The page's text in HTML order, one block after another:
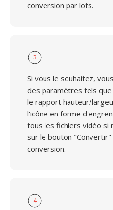
conversion par lots.
3
Si vous le souhaitez,
des paramètres tels que
le rapport hauteur/
l'icône en forme
tous les fichiers vidéo si
sur le bouton
conversion.
4